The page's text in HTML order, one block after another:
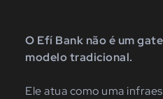
O Efí Bank não é um
modelo tradicional.
Ele atua como uma